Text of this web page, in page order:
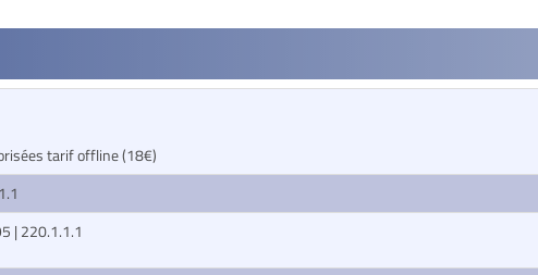
tarif offline (18€)
| 220.1.1.1